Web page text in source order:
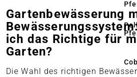
Gartenbewässerung
ich das Richtige für
Garten?
Die Wahl des richtigen